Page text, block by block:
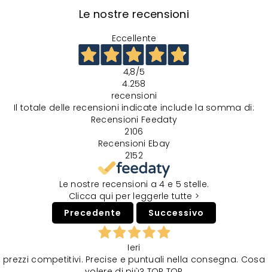
Le nostre recensioni
Eccellente
4,8/5
4.258
recensioni
Il totale delle recensioni indicate include la somma di:
Recensioni Feedaty
2106
Recensioni Ebay
2152
Le nostre recensioni a 4 e 5 stelle.
Clicca qui per leggerle tutte >
Precedente
Successivo
Ieri
prezzi competitivi. Precise e puntuali nella consegna. Cosa